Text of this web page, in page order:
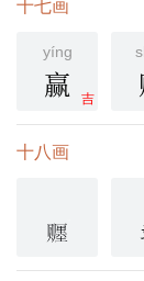
yíng
吉
赢
十八画